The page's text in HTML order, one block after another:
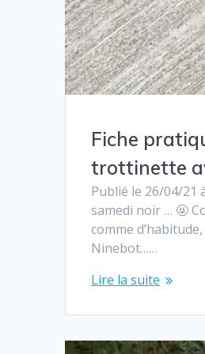
Fiche
trottinette
Publié le 26/04/21
samedi noir … 🤬
comme
Ninebot……
Lire la suite